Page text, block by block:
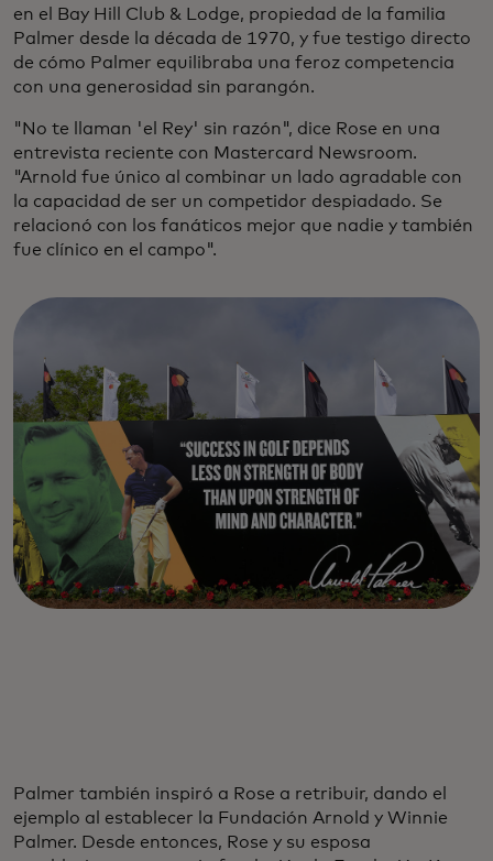
en el Bay Hill Club & Lodge, propiedad de la familia
Palmer desde la década de 1970, y fue testigo directo
de cómo Palmer equilibraba una feroz competencia
con una generosidad sin parangón.
"No te llaman 'el Rey' sin razón", dice Rose en una
entrevista reciente con Mastercard Newsroom.
"Arnold fue único al combinar un lado agradable con
la capacidad de ser un competidor despiadado. Se
relacionó con los fanáticos mejor que nadie y también
fue clínico en el campo".
Palmer también inspiró a Rose a retribuir, dando el
ejemplo al establecer la Fundación Arnold y Winnie
Palmer. Desde entonces, Rose y su esposa